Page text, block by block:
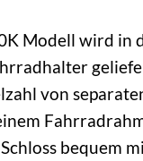
Modell wird in
von
bequem